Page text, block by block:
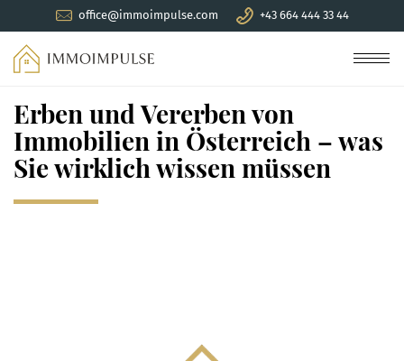
office@immoimpulse.com +43 664 444 33 44
Erben und Vererben von
Immobilien in Österreich – was
Sie wirklich wissen müssen